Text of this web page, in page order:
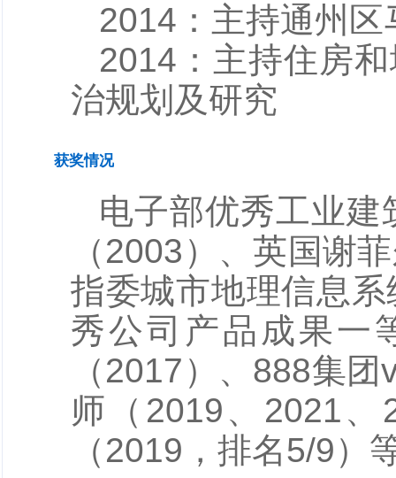
2014：主持通州
2014：主持住房
治规划及研究
获奖情况
电子部优秀工业
（2003）、英国谢
指委城市地理信息
秀公司产品成果一
（2017）、888集
师（2019、2021
（2019，排名5/9）